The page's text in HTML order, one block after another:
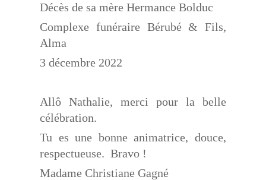
Décès de sa mère Hermance Bolduc
Complexe funéraire Bérubé & Fils,
Alma
3 décembre 2022
Allô Nathalie, merci pour la belle
célébration.
Tu es une bonne animatrice, douce,
respectueuse. Bravo !
Madame Christiane Gagné